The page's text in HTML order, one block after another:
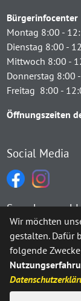
Bürgerinfocenter
Montag 8:00 -
Dienstag 8:00 -
Mittwoch 8:00 -
Donnerstag 8:00
Freitag 8:00 -
Öffnungszeiten
Social Media
Möchten Sie
Wir möchten
gestalten. Dafür
folgende